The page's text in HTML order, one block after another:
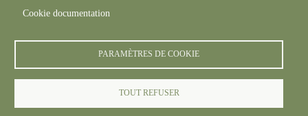
Cookie documentation
PARAMÈTRES DE COOKIE
TOUT REFUSER